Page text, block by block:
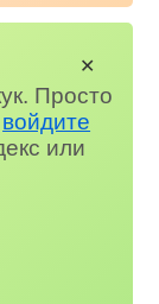
Просто
войдите
или
✕